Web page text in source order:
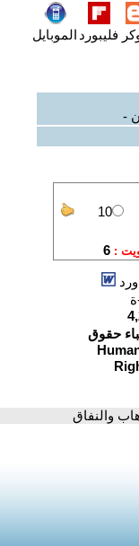
فليبورد الموبايل
-
والنفاق